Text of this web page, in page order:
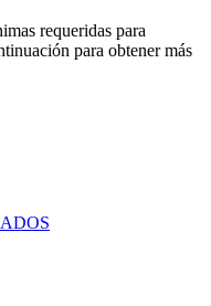
requeridas para
para obtener más